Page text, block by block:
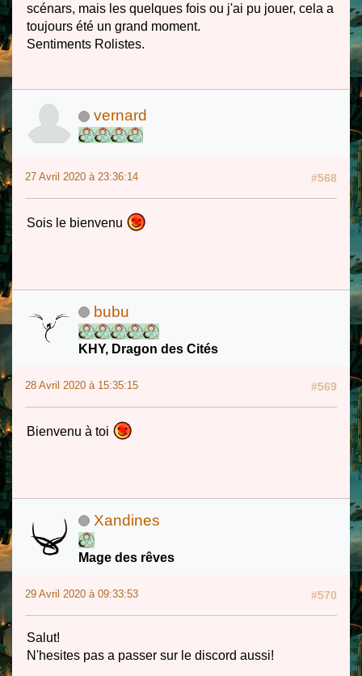
scénars, mais les quelques fois ou j'ai pu jouer, cela a
toujours été un grand moment.
Sentiments Rolistes.
vernard
27 Avril 2020 à 23:36:14 #568
Sois le bienvenu
bubu
KHY, Dragon des Cités
28 Avril 2020 à 15:35:15 #569
Bienvenu à toi
Xandines
Mage des rêves
29 Avril 2020 à 09:33:53 #570
Salut!
N'hesites pas a passer sur le discord aussi!